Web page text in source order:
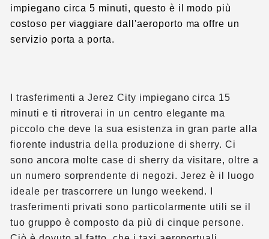
impiegano circa 5 minuti, questo è il modo più
costoso per viaggiare dall'aeroporto ma offre un
servizio porta a porta.
I trasferimenti a Jerez City impiegano circa 15
minuti e ti ritroverai in un centro elegante ma
piccolo che deve la sua esistenza in gran parte alla
fiorente industria della produzione di sherry. Ci
sono ancora molte case di sherry da visitare, oltre a
un numero sorprendente di negozi. Jerez è il luogo
ideale per trascorrere un lungo weekend.
trasferimenti privati sono particolarmente utili se il
tuo gruppo è composto da più di cinque persone.